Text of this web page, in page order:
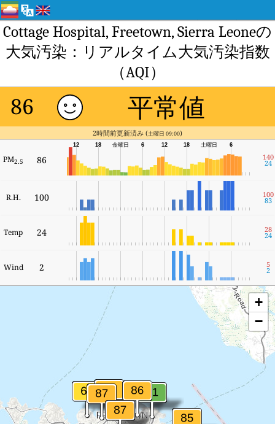
Cottage Hospital, Freetown, Sierra Leoneの
大気汚染：リアルタイム大気汚染指数
（AQI）
86 平常値
2時間前更新済み (土曜日 09:00)
PM2.5 86
6
土曜日
18
12
6
金曜日
18
12
140
24
R.H. 100 100
83
Temp 24 28
24
Wind 2 5
2
+
−